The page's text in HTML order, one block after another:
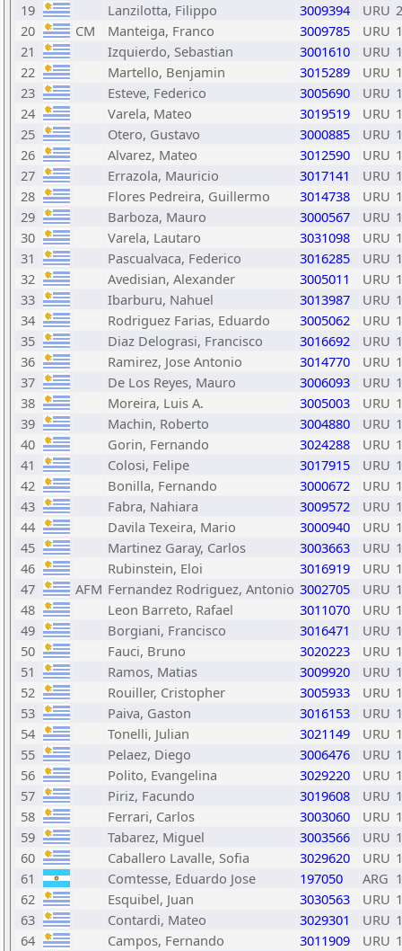
19
Lanzilotta, Filippo 3009394 URU
20
CM Manteiga, Franco 3009785 URU
21
Izquierdo, Sebastian 3001610 URU
22
Martello, Benjamin 3015289 URU
23
Esteve, Federico 3005690 URU
24
Varela, Mateo 3019519 URU
25
Otero, Gustavo 3000885 URU
26
Alvarez, Mateo 3012590 URU
27
Errazola, Mauricio 3017141 URU
28
Flores Pedreira, Guillermo 3014738 URU
29
Barboza, Mauro 3000567 URU
30
Varela, Lautaro 3031098 URU
31
Pascualvaca, Federico 3016285 URU
32
Avedisian, Alexander 3005011 URU
33
Ibarburu, Nahuel 3013987 URU
34
Rodriguez Farias, Eduardo 3005062 URU
35
Diaz Delograsi, Francisco 3016692 URU
36
Ramirez, Jose Antonio 3014770 URU
37
De Los Reyes, Mauro 3006093 URU
38
Moreira, Luis A. 3005003 URU
39
Machin, Roberto 3004880 URU
40
Gorin, Fernando 3024288 URU
41
Colosi, Felipe 3017915 URU
42
Bonilla, Fernando 3000672 URU
43
Fabra, Nahiara 3009572 URU
44
Davila Texeira, Mario 3000940 URU
45
Martinez Garay, Carlos 3003663 URU
46
Rubinstein, Eloi 3016919 URU
47
AFM Fernandez Rodriguez, Antonio 3002705 URU
48
Leon Barreto, Rafael 3011070 URU
49
Borgiani, Francisco 3016471 URU
50
Fauci, Bruno 3020223 URU
51
Ramos, Matias 3009920 URU
52
Rouiller, Cristopher 3005933 URU
53
Paiva, Gaston 3016153 URU
54
Tonelli, Julian 3021149 URU
55
Pelaez, Diego 3006476 URU
56
Polito, Evangelina 3029220 URU
57
Piriz, Facundo 3019608 URU
58
Ferrari, Carlos 3003060 URU
59
Tabarez, Miguel 3003566 URU
60
Caballero Lavalle, Sofia 3029620 URU
61
Comtesse, Eduardo Jose 197050 ARG
62
Esquibel, Juan 3030563 URU
63
Contardi, Mateo 3029301 URU
64
Campos, Fernando 3011909 URU